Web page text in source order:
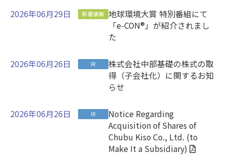
2026年06月29日 新着情報 地球環境大賞 特別番組にて
「e-CON®」が紹介されまし
た
2026年06月26日 IR
株式会社中部基礎の株式の取
得（子会社化）に関するお知
らせ
2026年06月26日 IR
Notice Regarding
Acquisition of Shares of
Chubu Kiso Co., Ltd. (to
Make It a Subsidiary)